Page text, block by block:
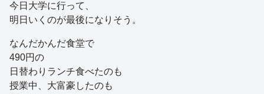
今日大学に行って、
明日いくのが最後になりそう。
なんだかんだ食堂で
490円の
日替わりランチ食べたのも
授業中、大富豪したのも